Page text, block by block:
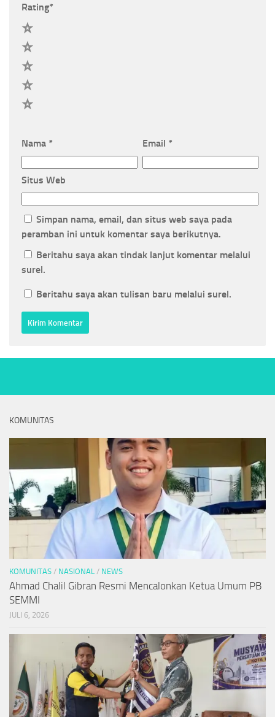
Rating*
Nama * Email *
Situs Web
Simpan nama, email, dan situs web saya pada
peramban ini untuk komentar saya berikutnya.
Beritahu saya akan tindak lanjut komentar melalui
surel.
Beritahu saya akan tulisan baru melalui surel.
KOMUNITAS
KOMUNITAS / NASIONAL / NEWS
Ahmad Chalil Gibran Resmi Mencalonkan Ketua Umum PB
SEMMI
JULI 6, 2026